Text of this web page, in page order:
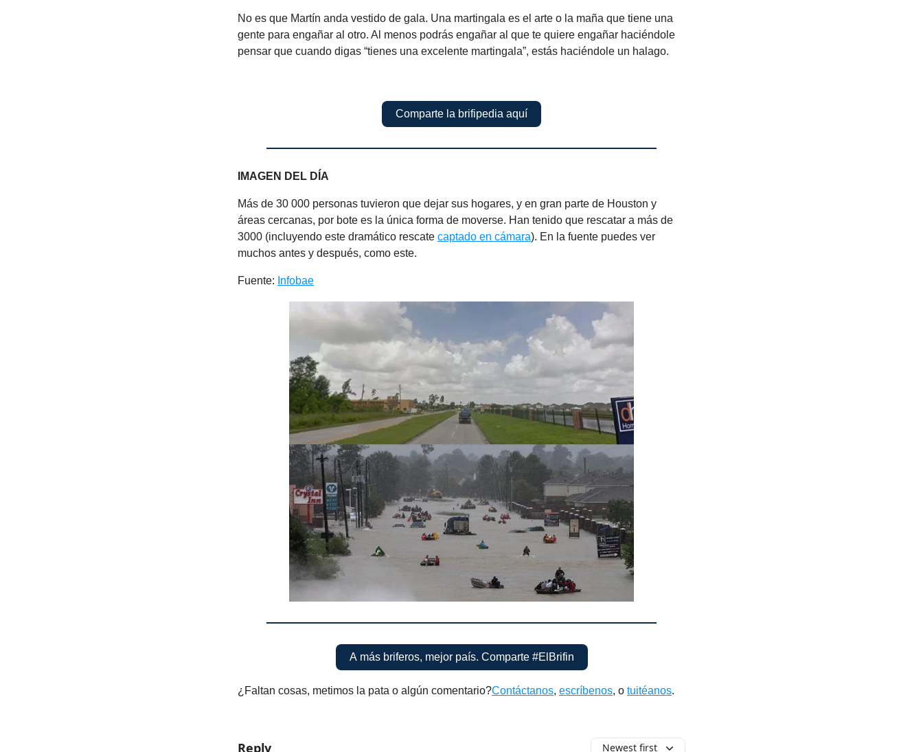
No es que Martín anda vestido de gala. Una martingala es el arte o la maña que tiene una
gente para engañar al otro. Al menos podrás engañar al que te quiere engañar haciéndole
pensar que cuando digas “tienes una excelente martingala”, estás haciéndole un halago.
Comparte la brifipedia aquí
IMAGEN DEL DÍA
Más de 30 000 personas tuvieron que dejar sus hogares, y en gran parte de Houston y
áreas cercanas, por bote es la única forma de moverse. Han tenido que rescatar a más de
3000 (incluyendo este dramático rescate captado en cámara). En la fuente puedes ver
muchos antes y después, como este.
Fuente: Infobae
A más briferos, mejor país. Comparte #ElBrifin
¿Faltan cosas, metimos la pata o algún comentario?Contáctanos, escríbenos, o tuitéanos.
Reply Newest first